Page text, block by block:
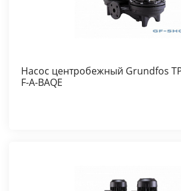
Насос центробежный Grundfos
F-A-BAQE